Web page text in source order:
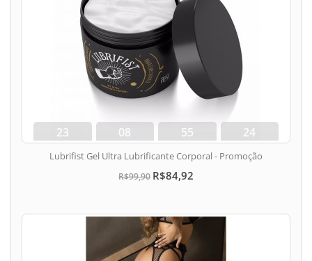
23
dias
08
hora
55
min
24
seg
Lubrifist Gel Ultra Lubrificante Corporal - Promoção
R$99,90 R$84,92